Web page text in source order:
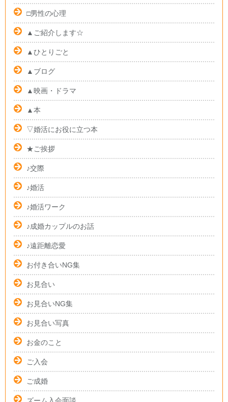
□男性の心理
▲ご紹介します☆
▲ひとりごと
▲ブログ
▲映画・ドラマ
▲本
▽婚活にお役に立つ本
★ご挨拶
♪交際
♪婚活
♪婚活ワーク
♪成婚カップルのお話
♪遠距離恋愛
お付き合いNG集
お見合い
お見合いNG集
お見合い写真
お金のこと
ご入会
ご成婚